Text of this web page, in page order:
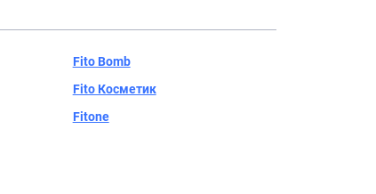
Fito Bomb
Fito Косметик
Fitone